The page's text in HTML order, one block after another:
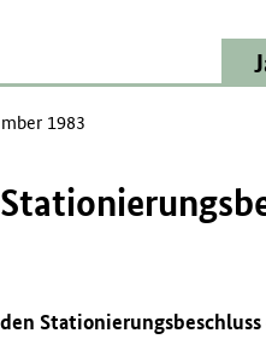
1983
Stationierungsbeschluss